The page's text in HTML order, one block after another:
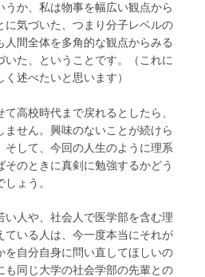
うか、私は物事を幅広い観点から
に気づいた、つまり分子レベルの
人間全体を多角的な観点からみる
いた、ということです。（これに
述べたいと思います）
高校時代まで戻れるとしたら、
せん。興味のないことが続けら
そして、今回の人生のように理系
のときに真剣に勉強するかどう
ょう。
人や、社会人で医学部を含む理
ている人は、今一度本当にそれが
を自分自身に問い直してほしいの
も同じ大学の社会学部の先輩との